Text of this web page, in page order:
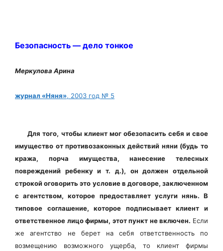
Безопасность — дело тонкое
Меркулова Арина
журнал «Няня», 2003 год № 5
Для того, чтобы клиент мог обезопасить себя и свое
имущество от противозаконных действий няни (будь то
кража, порча имущества, нанесение телесных
повреждений ребенку и т. д.), он должен отдельной
строкой оговорить это условие в договоре, заключенном
с агентством, которое предоставляет услуги нянь. В
типовое соглашение, которое подписывает клиент и
ответственное лицо фирмы, этот пункт не включен. Если
же агентство не берет на себя ответственность по
возмещению возможного ущерба, то клиент фирмы